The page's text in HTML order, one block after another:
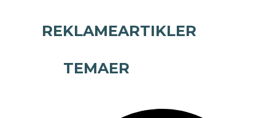
REKLAMEARTIKLER
TEMAER